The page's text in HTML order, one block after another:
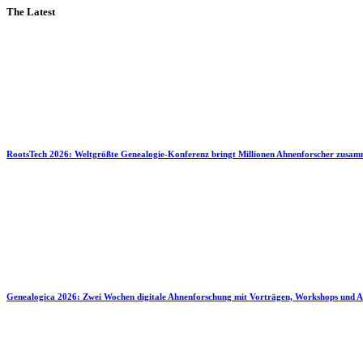
The Latest
RootsTech 2026: Weltgrößte Genealogie-Konferenz bringt Millionen Ahnenforscher
Genealogica 2026: Zwei Wochen digitale Ahnenforschung mit Vorträgen, Workshops und